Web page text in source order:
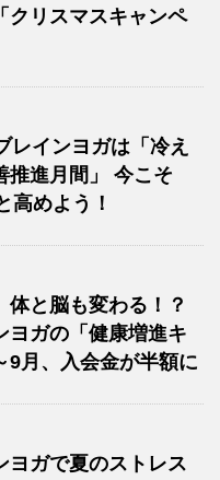
クリスマスキャンペ
レインヨガは「冷え
推進月間」 今こそ
高めよう！
体と脳も変わる！？
ヨガの「健康増進キ
9月、入会金が半額に
ヨガで夏のストレス